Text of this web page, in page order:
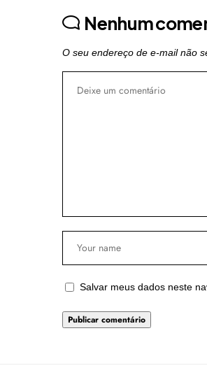
Nenhum
O seu endereço de e-mail não
Salvar meus dados neste